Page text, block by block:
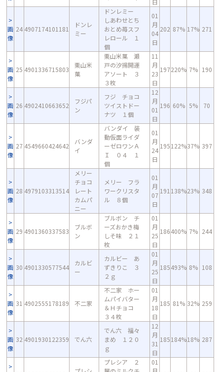
日
画
像
24 4907174101181
ドンレ
ミー
ドンレミー
しあわせとち
おとめ苺スフ
レロール １
個
01
月
04
日
202 87% 17% 271
画
像
25 4901336715803
栗山米
菓
栗山米菓 瀬
戸の汐揚開運
アソート ３
３枚
11
月
23
日
197220% 7% 190
画
像
26 4902410663652
フジパ
ン
フジ チョコ
ツイストドー
ナツ １個
12
月
01
日
196 60% 5% 70
画
像
27 4549660424642
バンダ
イ
バンダイ 装
動仮面ライダ
ーゼロワンＡ
Ｉ ０４ １
個
01
月
24
日
195122%37% 397
画
像
28 4979103313514
メリー
チョコ
レート
カムパ
ニー
メリー フラ
ワークリスタ
ル ８個
01
月
07
日
191 138%23% 348
画
像
29 4901360337583
ブルボ
ン
ブルボン チ
ーズおかき梅
しそ味 ２１
枚
01
月
25
日
186400% 7% 244
画
像
30 4901330577544
カルビ
ー
カルビー あ
ずきりこ ３
２ｇ
01
月
25
日
185493% 8% 108
画
像
31 4902555178189 不二家
不二家 ホー
ムパイバター
＆Ｈチョコ
３４枚
01
月
18
日
185 81% 32% 259
画
像
32 4901930122359 でん六
でん六 福々
まめ １２０
ｇ
12
月
31
日
185184%18% 287
プレシア ２
01